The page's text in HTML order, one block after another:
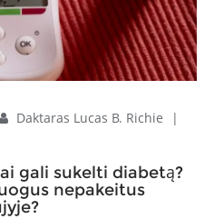
Daktaras Lucas B. Richie
|
gali sukelti diabetą?
nepakeitus